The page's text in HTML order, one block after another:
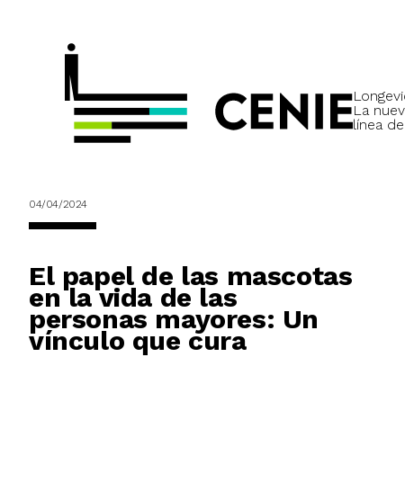
La
línea
04/04/2024
El papel de las mascotas
en la vida de las
personas mayores: Un
vínculo que cura